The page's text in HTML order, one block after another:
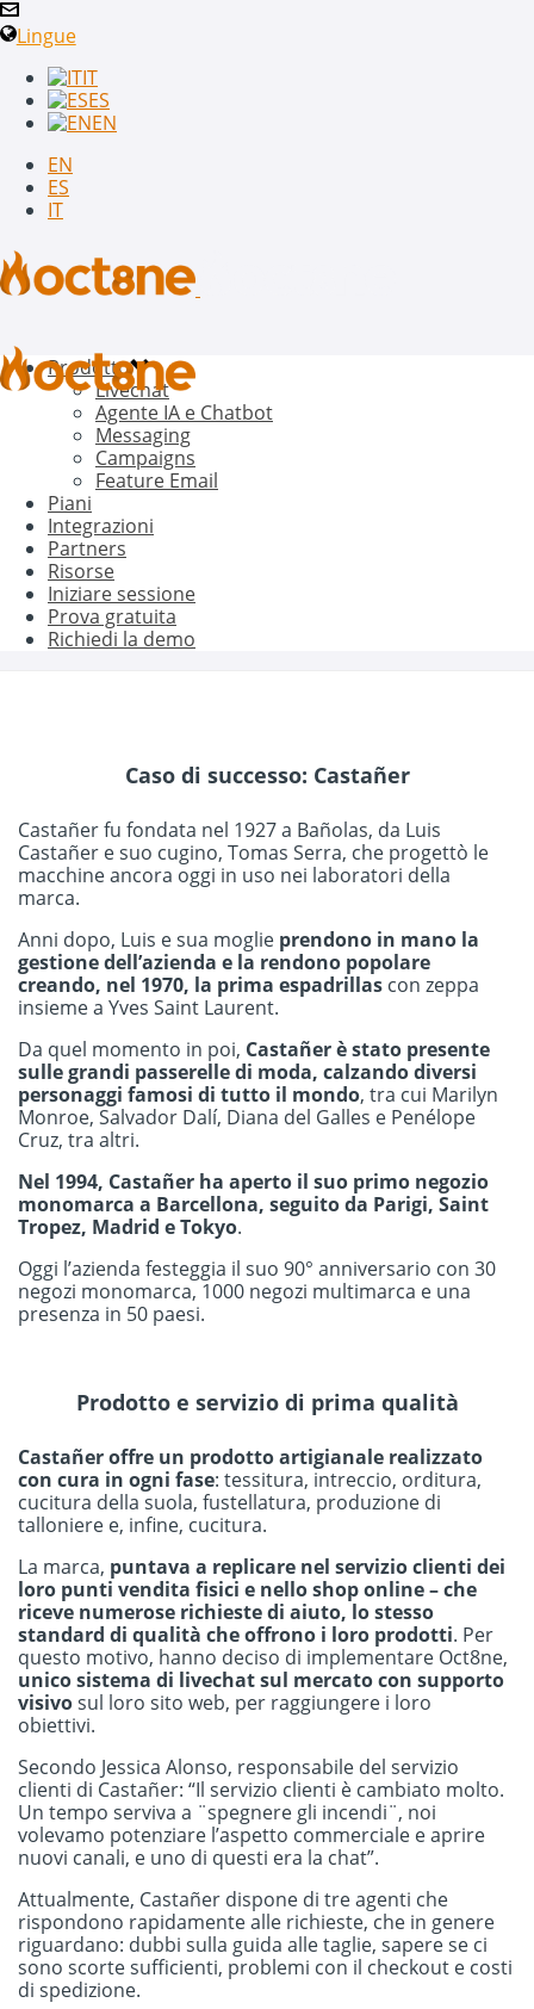
Lingue
IT
ES
EN
EN
ES
IT
Prodotto
Livechat
Agente IA e Chatbot
Messaging
Campaigns
Feature Email
Piani
Integrazioni
Partners
Risorse
Iniziare sessione
Prova gratuita
Richiedi la demo
Caso di successo: Castañer
Castañer fu fondata nel 1927 a Bañolas, da Luis
Castañer e suo cugino, Tomas Serra, che progettò le
macchine ancora oggi in uso nei laboratori della
marca.
Anni dopo, Luis e sua moglie prendono in mano la
gestione dell’azienda e la rendono popolare
creando, nel 1970, la prima espadrillas con zeppa
insieme a Yves Saint Laurent.
Da quel momento in poi, Castañer è stato presente
sulle grandi passerelle di moda, calzando diversi
personaggi famosi di tutto il mondo, tra cui Marilyn
Monroe, Salvador Dalí, Diana del Galles e Penélope
Cruz, tra altri.
Nel 1994, Castañer ha aperto il suo primo negozio
monomarca a Barcellona, seguito da Parigi, Saint
Tropez, Madrid e Tokyo.
Oggi l’azienda festeggia il suo 90° anniversario con 30
negozi monomarca, 1000 negozi multimarca e una
presenza in 50 paesi.
Prodotto e servizio di prima qualità
Castañer offre un prodotto artigianale realizzato
con cura in ogni fase: tessitura, intreccio, orditura,
cucitura della suola, fustellatura, produzione di
talloniere e, infine, cucitura.
La marca, puntava a replicare nel servizio clienti dei
loro punti vendita fisici e nello shop online – che
riceve numerose richieste di aiuto, lo stesso
standard di qualità che offrono i loro prodotti. Per
questo motivo, hanno deciso di implementare Oct8ne,
unico sistema di livechat sul mercato con supporto
visivosul loro sito web, per raggiungere i loro
obiettivi.
Secondo Jessica Alonso, responsabile del servizio
clienti di Castañer: “Il servizio clienti è cambiato molto.
Un tempo serviva a ¨spegnere gli incendi¨, noi
volevamo potenziare l’aspetto commerciale e aprire
nuovi canali, e uno di questi era la chat”.
Attualmente, Castañer dispone di tre agenti che
rispondono rapidamente alle richieste, che in genere
riguardano: dubbi sulla guida alle taglie, sapere se ci
sono scorte sufficienti, problemi con il checkout e costi
di spedizione.